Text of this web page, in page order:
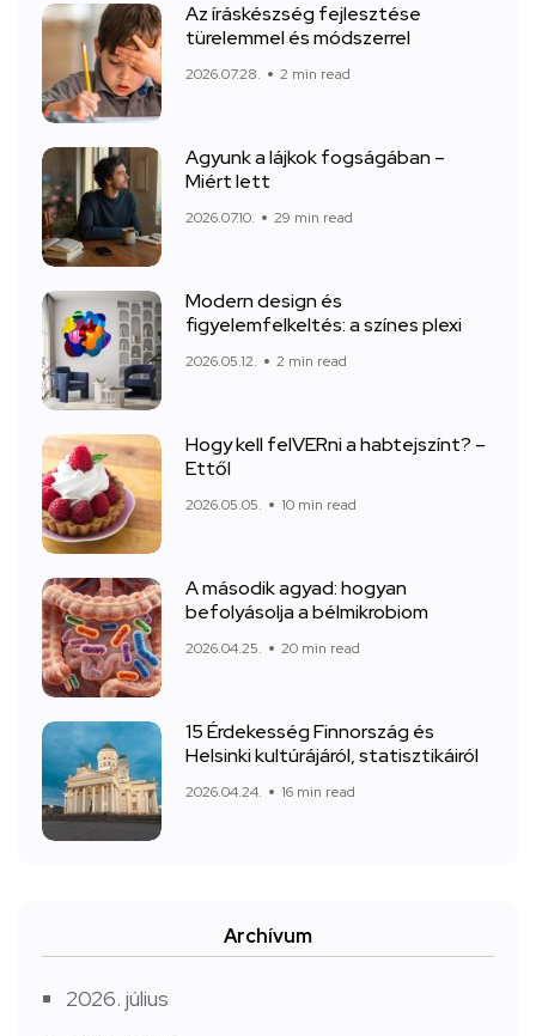
Az íráskészség fejlesztése
türelemmel és módszerrel
2026.07.28. 2 min read
Agyunk a lájkok fogságában –
Miért lett
2026.07.10. 29 min read
Modern design és
figyelemfelkeltés: a színes plexi
2026.05.12. 2 min read
Hogy kell felVERni a habtejszínt? –
Ettől
2026.05.05. 10 min read
A második agyad: hogyan
befolyásolja a bélmikrobiom
2026.04.25. 20 min read
15 Érdekesség Finnország és
Helsinki kultúrájáról, statisztikáiról
2026.04.24. 16 min read
Archívum
2026. július